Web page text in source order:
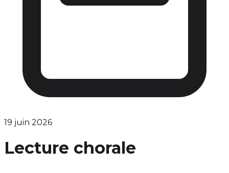
19 juin 2026
Lecture chorale